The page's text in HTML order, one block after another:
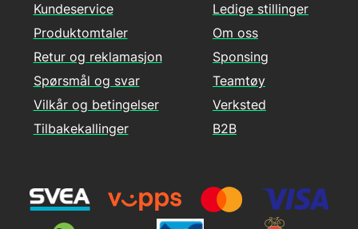
Kundeservice
Produktomtaler
Retur og reklamasjon
Spørsmål og svar
Vilkår og betingelser
Tilbakekallinger
Ledige stillinger
Om oss
Sponsing
Teamtøy
Verksted
B2B